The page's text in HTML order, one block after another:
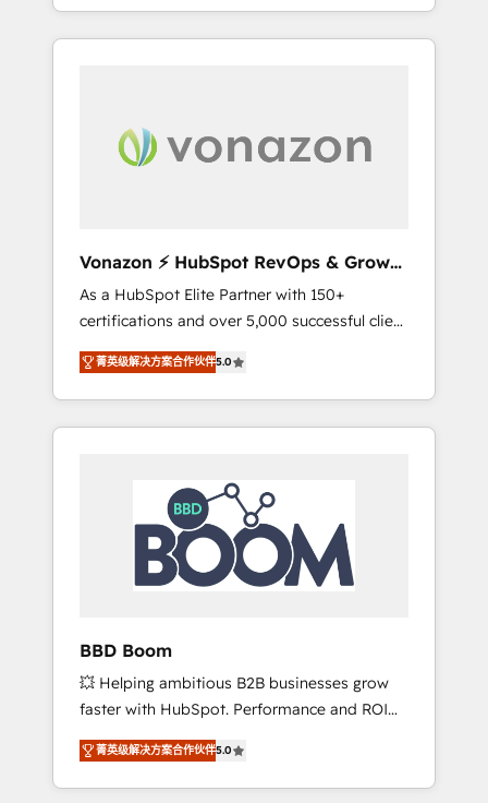
end-to-end CRM solutions that accelerate
growth, improve operational efficiency, and
time to deeply understand your unique
needs, crafting custom strategies that deliver
responsiveness, and ongoing support, we
equip your team to adopt new systems with
confidence and achieve a unified, data-
driven approach to customer engagement.
Vonazon ⚡ HubSpot RevOps & Growth
Strategy Experts
As a HubSpot Elite Partner with 150+
certifications and over 5,000 successful client
engagements, Vonazon turns marketing
complexity into measurable, scalable growth.
From onboarding to enterprise-grade
campaigns, our in-house team builds scalable
HubSpot Integration & Optimization •
Seamless CRM, CMS, and automation setup •
Complex platform migrations and data
cleanups • Custom APIs and third-party
integrations 📈 End-to-End Revenue
tools and CRM optimization • Retention
strategies with customer journey mapping 🏅
Elite-Level HubSpot Execution • 750+
onboardings and 2,000+ implementations •
Deep expertise across marketing, sales, and
service hubs • Built-in flexibility for startups
菁英级解决方案合作伙伴5.0
BBD Boom
💥 Helping ambitious B2B businesses grow
faster with HubSpot. Performance and ROI
focused. 💥 BBD Boom is the HubSpot
partner that can help you to HubSpot Better.
We work with your teams to solve all your
菁英级解决方案合作伙伴5.0